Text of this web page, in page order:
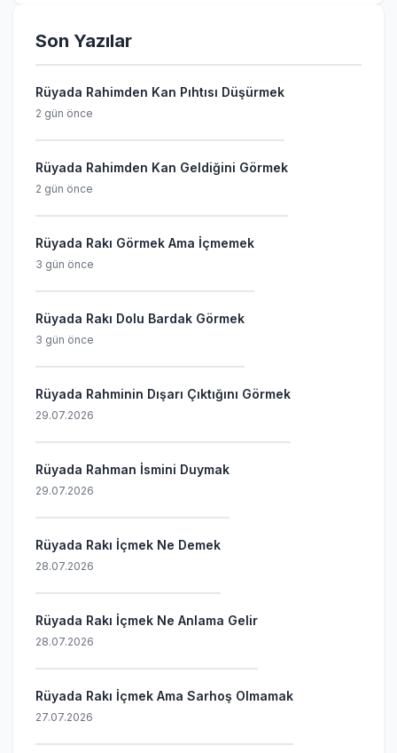
Son Yazılar
Rüyada Rahimden Kan Pıhtısı Düşürmek
2 gün önce
Rüyada Rahimden Kan Geldiğini Görmek
2 gün önce
Rüyada Rakı Görmek Ama İçmemek
3 gün önce
Rüyada Rakı Dolu Bardak Görmek
3 gün önce
Rüyada Rahminin Dışarı Çıktığını Görmek
29.07.2026
Rüyada Rahman İsmini Duymak
29.07.2026
Rüyada Rakı İçmek Ne Demek
28.07.2026
Rüyada Rakı İçmek Ne Anlama Gelir
28.07.2026
Rüyada Rakı İçmek Ama Sarhoş Olmamak
27.07.2026